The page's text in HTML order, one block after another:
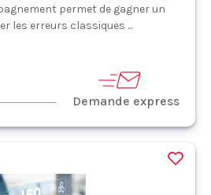
permet de gagner un
les erreurs classiques ...
Demande express